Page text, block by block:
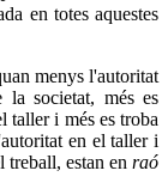
en totes aquestes
menys l'autoritat
societat, més es
taller i més es troba
en el taller i
treball, estan en raó